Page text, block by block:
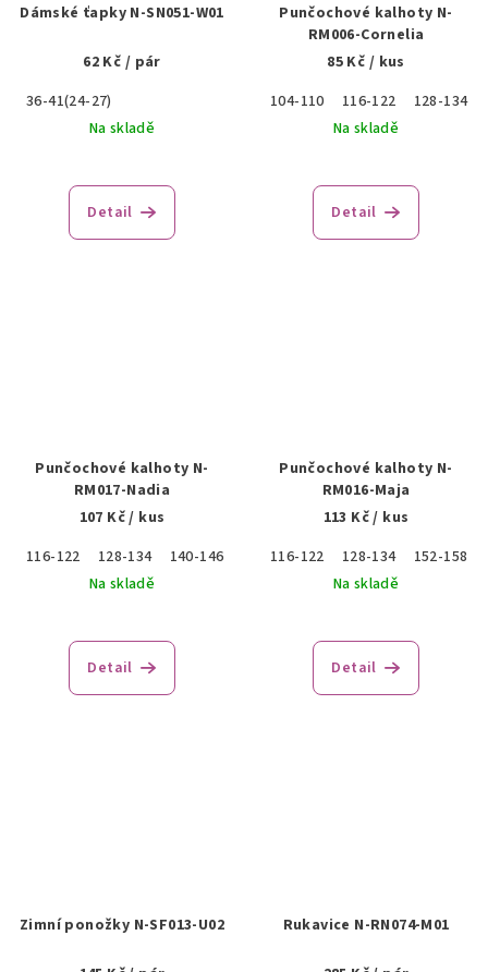
Dámské ťapky N-SN051-W01
62 Kč / pár
36-41(24-27)
Na skladě
Detail
Punčochové kalhoty N-
RM006-Cornelia
85 Kč / kus
104-110
116-122 128-134
Na skladě
Detail
Punčochové kalhoty N-
RM017-Nadia
107 Kč/ kus
116-122
128-134 140-146
152-158
Na skladě
Detail
Punčochové kalhoty N-
RM016-Maja
113 Kč/ kus
116-122
128-134
152-158
Na skladě
Detail
Zimní ponožky N-SF013-U02 Rukavice N-RN074-M01